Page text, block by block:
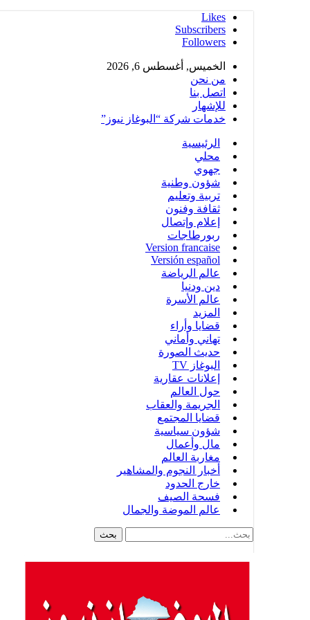
Likes
Subscribers
Followers
الخميس, أغسطس 6, 2026
من نحن
اتصل بنا
للإشهار
خدمات شركة “البوغاز نيوز”
الرئيسية
محلي
جهوي
شؤون وطنية
تربية وتعليم
ثقافة وفنون
إعلام وإتصال
ربورطاجات
Version francaise
Versión español
عالم الرياضة
دين ودنيا
عالم الأسرة
المزيد
قضايا وأراء
تهاني وأماني
حديث الصورة
البوغاز TV
إعلانات عقارية
حول العالم
الجريمة والعقاب
قضايا المجتمع
شؤون سياسية
مال وأعمال
مغاربة العالم
أخبار النجوم والمشاهير
خارج الحدود
فسحة الصيف
عالم الموضة والجمال